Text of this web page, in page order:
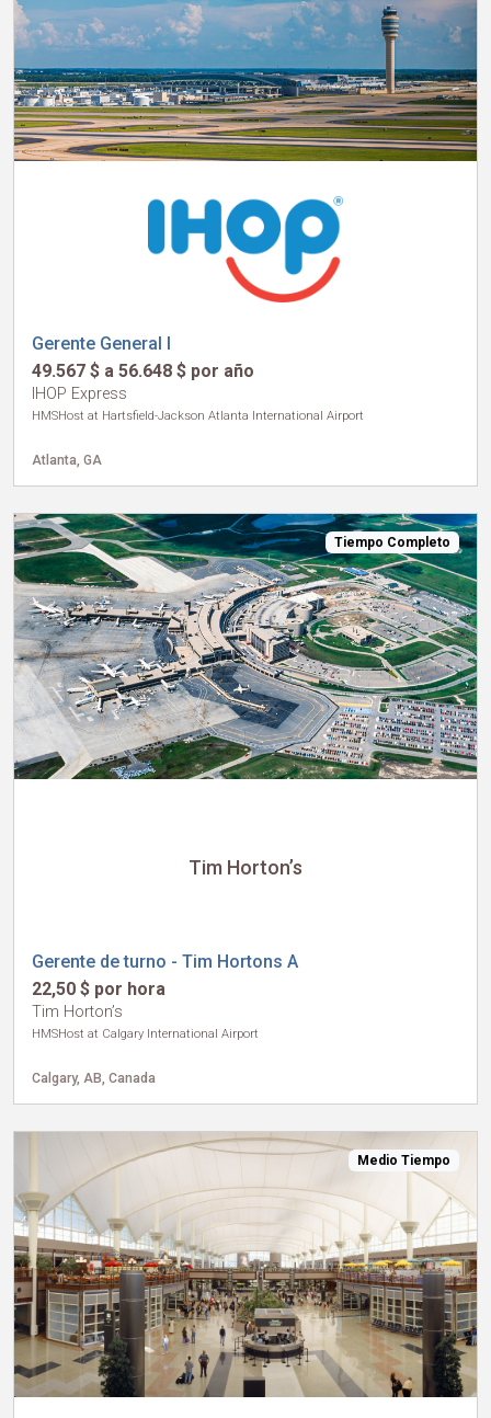
Gerente General I
49.567 $ a 56.648 $ por año
IHOP Express
HMSHost at Hartsfield-Jackson Atlanta International Airport
Atlanta, GA
Tiempo Completo
Tim Horton’s
Gerente de turno - Tim Hortons A
22,50 $ por hora
Tim Horton’s
HMSHost at Calgary International Airport
Calgary, AB, Canada
Medio Tiempo